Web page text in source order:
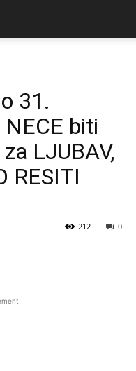
31.
NECE biti
LJUBAV,
RESITI
0
212